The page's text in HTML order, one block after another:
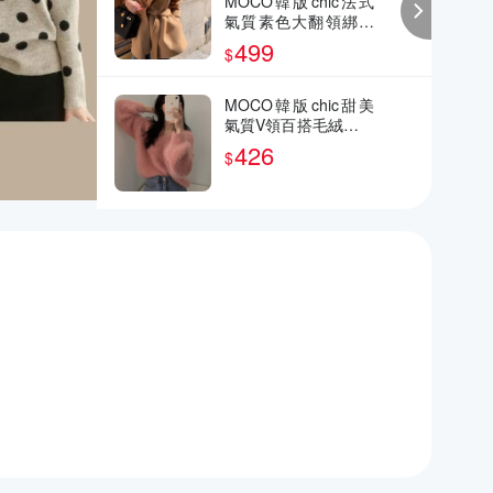
氣質素色大翻領綁帶
收腰顯瘦毛呢大衣外
套
$499
MOCO韓版chic甜美
氣質V領百搭毛絨感柔
軟毛海毛毛針織毛衣
$426